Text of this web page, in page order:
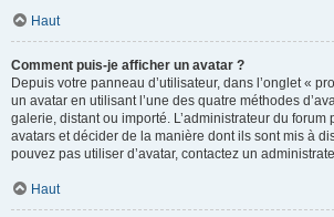
Haut
Comment puis-je afficher un avatar ?
Depuis votre panneau d’utilisateur, dans l’onglet «
un avatar en utilisant l’une des quatre méthodes
galerie, distant ou importé. L’administrateur du forum
avatars et décider de la manière dont ils sont mis à
pouvez pas utiliser d’avatar, contactez un
Haut